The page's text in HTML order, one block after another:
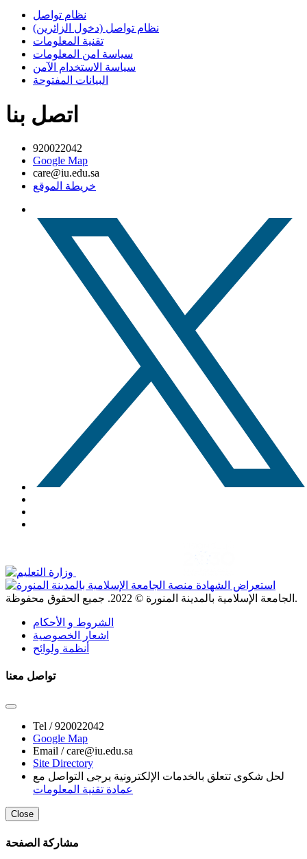
نظام تواصل
نظام تواصل (دخول الزائرين)
تقنية المعلومات
سياسة امن المعلومات
سياسة الاستخدام الآمن
البيانات المفتوحة
اتصل بنا
920022042
Google Map
care@iu.edu.sa
خريطة الموقع
الجامعة الإسلامية بالمدينة المنورة © 2022 . جميع الحقوق محفوظة.
الشروط و الأحكام
اشعار الخصوصية
أنظمة ولوائح
تواصل معنا
Tel /920022042
Google Map
Email /care@iu.edu.sa
Site Directory
لحل شكوى تتعلق بالخدمات الإلكترونية يرجى التواصل مع
عمادة تقنية المعلومات
Close
مشاركة الصفحة